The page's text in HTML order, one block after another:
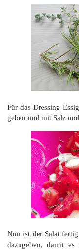
Für das Dressing
geben und mit Salz
Nun ist der Salat
dazugeben, damit